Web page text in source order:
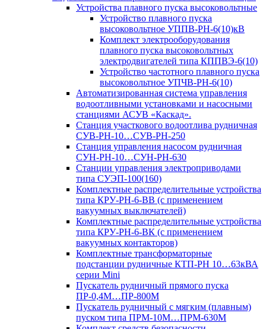
Устройства плавного пуска высоковольтные
Устройство плавного пуска
высоковольтное УППВ-РН-6(10)кВ
Комплект электрооборудования
плавного пуска высоковольтных
электродвигателей типа КППВЭ-6(10)
Устройство частотного плавного пуска
высоковольтное УПЧВ-РН-6(10)
Автоматизированная система управления
водоотливными установками и насосными
станциями АСУВ «Каскад».
Станция участкового водоотлива рудничная
СУВ-РН-10…СУВ-РН-250
Станция управления насосом рудничная
СУН-РН-10…СУН-РН-630
Станции управления электроприводами
типа СУЭП-100(160)
Комплектные распределительные устройства
типа КРУ-РН-6-ВВ (с применением
вакуумных выключателей)
Комплектные распределительные устройства
типа КРУ-РН-6-ВК (с применением
вакуумных контакторов)
Комплектные трансформаторные
подстанции рудничные КТП-РН 10…63кВА
серии Mini
Пускатель рудничный прямого пуска
ПР-0,4М…ПР-800М
Пускатель рудничный с мягким (плавным)
пуском типа ПРМ-10М…ПРМ-630М